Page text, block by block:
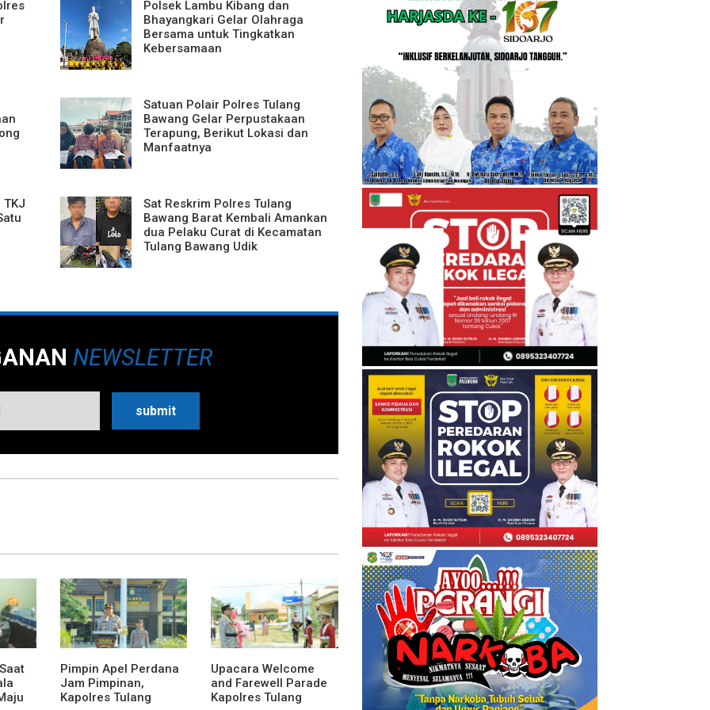
Polsek Lambu Kibang dan
Bhayangkari Gelar Olahraga
Bersama untuk Tingkatkan
Kebersamaan
Satuan Polair Polres Tulang
Bawang Gelar Perpustakaan
Terapung, Berikut Lokasi dan
Manfaatnya
Sat Reskrim Polres Tulang
Bawang Barat Kembali Amankan
dua Pelaku Curat di Kecamatan
Tulang Bawang Udik
NEWSLETTER
Pimpin Apel Perdana
Jam Pimpinan,
Kapolres Tulang
Upacara Welcome
and Farewell Parade
Kapolres Tulang